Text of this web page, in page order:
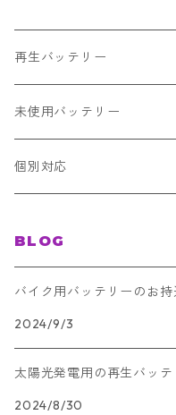
再生バッテリー
普通車
B19L
B20L
B24L
アイドリングストップ車
トラック・バス用
E41L
キャンピングカー＆太陽光
未使用バッテリー
個別対応
BLOG
バイク用バッテリーのお
2024/9/3
太陽光発電用の再生バッテ
2024/8/30